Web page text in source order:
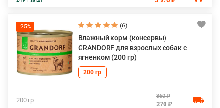
-25% (6)
Влажный корм (консервы)
GRANDORF для взрослых собак с
ягненком (200 гр)
200 гр
200 гр
360 ₽
270 ₽